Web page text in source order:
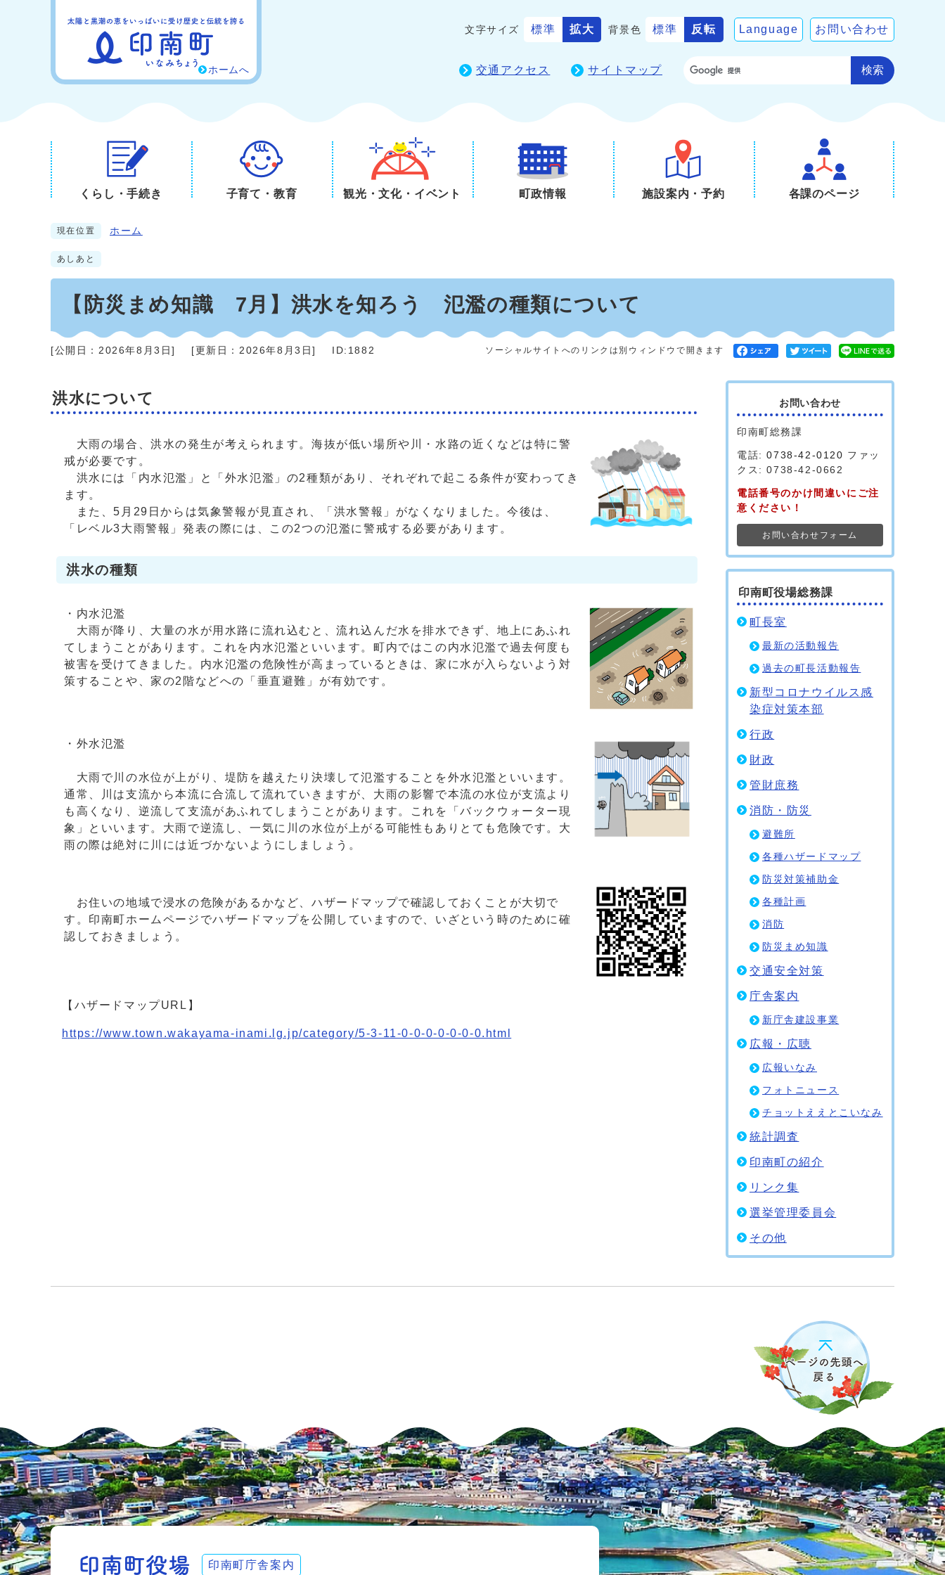
ホームへ
文字サイズ 標準 拡大 背景色 標準 反転 Language お問い合わせ
交通アクセス サイトマップ 検索
くらし・手続き 子育て・教育 観光・文化・イベント 町政情報 施設案内・予約 各課のページ
現在位置 ホーム
あしあと
【防災まめ知識 7月】洪水を知ろう 氾濫の種類について
[公開日： 2026年8月3日] [更新日：2026年8月3日] ID:1882 ソーシャルサイトへのリンクは別ウィンドウで開きます
洪水について
大雨の場合、洪水の発生が考えられます。海抜が低い場所や川・水路の近くなどは特に警
戒が必要です。
洪水には「内水氾濫」と「外水氾濫」の2種類があり、それぞれで起こる条件が変わってき
ます。
また、5月29日からは気象警報が見直され、「洪水警報」がなくなりました。今後は、
「レベル3大雨警報」発表の際には、この2つの氾濫に警戒する必要があります。
洪水の種類
・内水氾濫
大雨が降り、大量の水が用水路に流れ込むと、流れ込んだ水を排水できず、地上にあふれ
てしまうことがあります。これを内水氾濫といいます。町内ではこの内水氾濫で過去何度も
被害を受けてきました。内水氾濫の危険性が高まっているときは、家に水が入らないよう対
策することや、家の2階などへの「垂直避難」が有効です。
・外水氾濫
大雨で川の水位が上がり、堤防を越えたり決壊して氾濫することを外水氾濫といいます。
通常、川は支流から本流に合流して流れていきますが、大雨の影響で本流の水位が支流より
も高くなり、逆流して支流があふれてしまうことがあります。これを「バックウォーター現
象」といいます。大雨で逆流し、一気に川の水位が上がる可能性もありとても危険です。大
雨の際は絶対に川には近づかないようにしましょう。
お住いの地域で浸水の危険があるかなど、ハザードマップで確認しておくことが大切で
す。印南町ホームページでハザードマップを公開していますので、いざという時のために確
認しておきましょう。
【ハザードマップURL】
https://www.town.wakayama-inami.lg.jp/category/5-3-11-0-0-0-0-0-0-0.html
お問い合わせ
印南町総務課
電話:0738-42-0120 ファッ
クス: 0738-42-0662
電話番号のかけ間違いにご注
意ください！
お問い合わせフォーム
印南町役場総務課
町長室
最新の活動報告
過去の町長活動報告
新型コロナウイルス感
染症対策本部
行政
財政
管財庶務
消防・防災
避難所
各種ハザードマップ
防災対策補助金
各種計画
消防
防災まめ知識
交通安全対策
庁舎案内
新庁舎建設事業
広報・広聴
広報いなみ
フォトニュース
チョットええとこいなみ
統計調査
印南町の紹介
リンク集
選挙管理委員会
その他
印南町庁舎案内